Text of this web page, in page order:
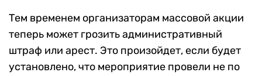
Тем временем организаторам массовой акции
теперь может грозить административный
штраф или арест. Это произойдет, если будет
установлено, что мероприятие провели не по